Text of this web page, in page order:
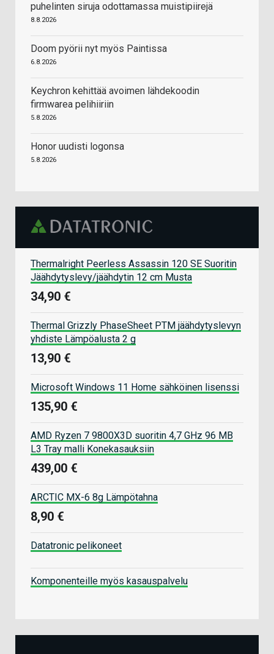
puhelinten siruja odottamassa muistipiirejä
8.8.2026
Doom pyörii nyt myös Paintissa
6.8.2026
Keychron kehittää avoimen lähdekoodin
firmwarea pelihiiriin
5.8.2026
Honor uudisti logonsa
5.8.2026
Thermalright Peerless Assassin 120 SE Suoritin
Jäähdytyslevy/jäähdytin 12 cm Musta
34,90 €
Thermal Grizzly PhaseSheet PTM jäähdytyslevyn
yhdiste Lämpöalusta 2 g
13,90 €
Microsoft Windows 11 Home sähköinen lisenssi
135,90 €
AMD Ryzen 7 9800X3D suoritin 4,7 GHz 96 MB
L3 Tray malli Konekasauksiin
439,00 €
ARCTIC MX-6 8g Lämpötahna
8,90 €
Datatronic pelikoneet
Komponenteille myös kasauspalvelu